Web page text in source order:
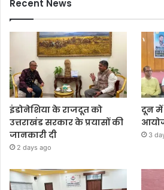
Recent News
इंडोनेशिया के राजदूत को
उत्तराखंड सरकार के प्रयासों की
जानकारी दी
2 days ago
दून में
3